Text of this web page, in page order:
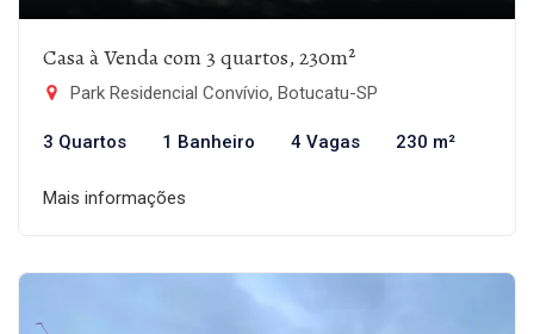
Casa à Venda com 3 quartos, 230m²
Park Residencial Convívio, Botucatu-SP
3 Quartos 1 Banheiro 4 Vagas 230 m²
Mais informações